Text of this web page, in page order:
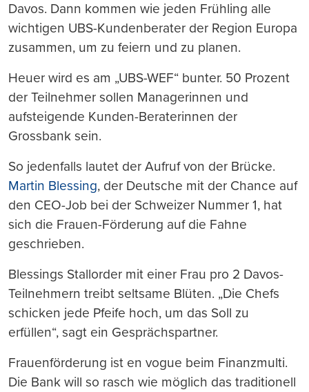
Davos. Dann kommen wie jeden Frühling alle
wichtigen UBS-Kundenberater der Region Europa
zusammen, um zu feiern und zu planen.
Heuer wird es am „UBS-WEF“ bunter. 50 Prozent
der Teilnehmer sollen Managerinnen und
aufsteigende Kunden-Beraterinnen der
Grossbank sein.
So jedenfalls lautet der Aufruf von der Brücke.
Martin Blessing, der Deutsche mit der Chance auf
den CEO-Job bei der Schweizer Nummer 1, hat
sich die Frauen-Förderung auf die Fahne
geschrieben.
Blessings Stallorder mit einer Frau pro 2 Davos-
Teilnehmern treibt seltsame Blüten. „Die Chefs
schicken jede Pfeife hoch, um das Soll zu
erfüllen“, sagt ein Gesprächspartner.
Frauenförderung ist en vogue beim Finanzmulti.
Die Bank will so rasch wie möglich das traditionell